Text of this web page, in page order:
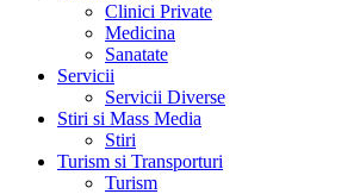
Clinici Private
Medicina
Sanatate
Servicii
Servicii Diverse
Stiri si Mass Media
Stiri
Turism si Transporturi
Turism